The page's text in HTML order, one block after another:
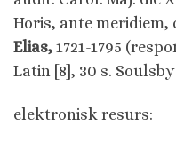
Horis, ante
Elias, 1721-1795
Latin [8], 30 s. Soulsby
elektronisk resurs: